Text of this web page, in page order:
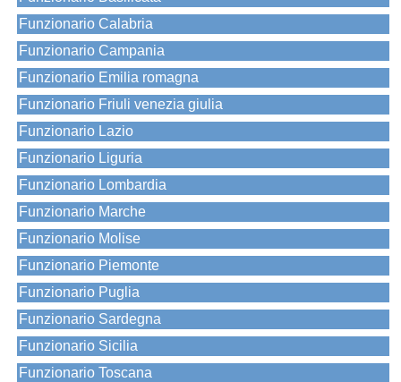
Funzionario Calabria
Funzionario Campania
Funzionario Emilia romagna
Funzionario Friuli venezia giulia
Funzionario Lazio
Funzionario Liguria
Funzionario Lombardia
Funzionario Marche
Funzionario Molise
Funzionario Piemonte
Funzionario Puglia
Funzionario Sardegna
Funzionario Sicilia
Funzionario Toscana